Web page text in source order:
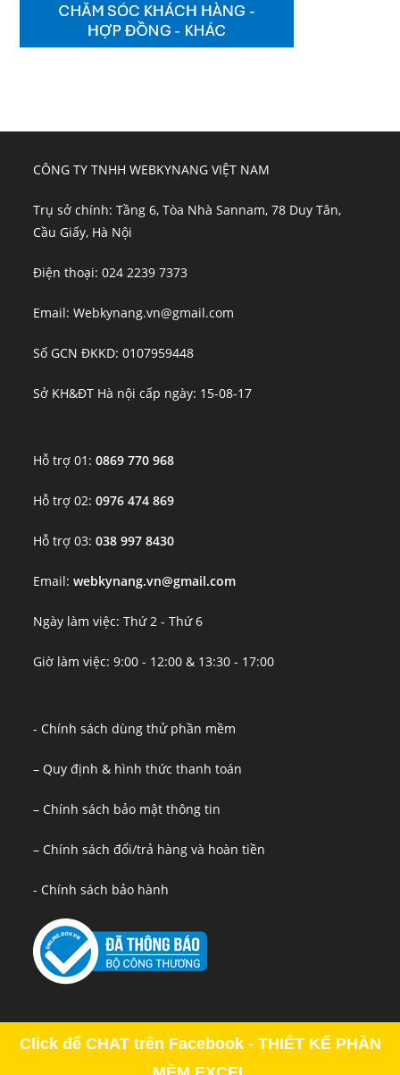
CÔNG TY TNHH WEBKYNANG VIỆT NAM
Trụ sở chính: Tầng 6, Tòa Nhà Sannam, 78 Duy Tân,
Cầu Giấy, Hà Nội
Điện thoại: 024 2239 7373
Email: Webkynang.vn@gmail.com
Số GCN ĐKKD: 0107959448
Sở KH&ĐT Hà nội cấp ngày: 15-08-17
Hỗ trợ 01:0869 770 968
Hỗ trợ 02:0976 474 869
Hỗ trợ 03:038 997 8430
Email:webkynang.vn@gmail.com
Ngày làm việc: Thứ 2 - Thứ 6
Giờ làm việc: 9:00 - 12:00 & 13:30 - 17:00
- Chính sách dùng thử phần mềm
– Quy định & hình thức thanh toán
– Chính sách bảo mật thông tin
– Chính sách đổi/trả hàng và hoàn tiền
- Chính sách bảo hành
Click để CHAT trên Facebook - THIẾT KẾ PHẦN